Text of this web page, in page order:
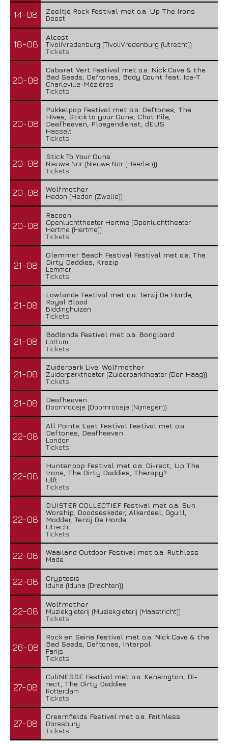
14-08
Zeeltje Rock Festival met o.a. Up The Irons
Deest
18-08
Alcest
TivoliVredenburg (TivoliVredenburg (Utrecht))
Tickets
20-08
Cabaret Vert Festival met o.a. Nick Cave & the
Bad Seeds, Deftones, Body Count feat. Ice-T
Charleville-Mézières
Tickets
20-08
Pukkelpop Festival met o.a. Deftones, The
Hives, Stick to your Guns, Chat Pile,
Deafheaven, Ploegendienst, dEUS
Hasselt
Tickets
20-08
Stick To Your Guns
Nieuwe Nor (Nieuwe Nor (Heerlen))
Tickets
20-08
Wolfmother
Hedon (Hedon (Zwolle))
20-08
Racoon
Openluchttheater Hertme (Openluchttheater
Hertme (Hertme))
Tickets
21-08
Glemmer Beach Festival Festival met o.a. The
Dirty Daddies, Krezip
Lemmer
Tickets
21-08
Lowlands Festival met o.a. Terzij De Horde,
Royal Blood
Biddinghuizen
Tickets
21-08
Badlands Festival met o.a. Bongloard
Lottum
Tickets
21-08
Zuiderpark Live: Wolfmother
Zuiderparktheater (Zuiderparktheater (Den Haag))
Tickets
21-08
Deafheaven
Doornroosje (Doornroosje (Nijmegen))
22-08
All Points East Festival Festival met o.a.
Deftones, Deafheaven
London
Tickets
22-08
Huntenpop Festival met o.a. Di-rect, Up The
Irons, The Dirty Daddies, Therapy?
Ulft
Tickets
22-08
DUISTER COLLECTIEF Festival met o.a. Sun
Worship, Doodseskader, Alkerdeel, Ggu:ll,
Modder, Terzij De Horde
Utrecht
Tickets
22-08
Waailand Outdoor Festival met o.a. Ruthless
Made
22-08
Cryptosis
Iduna (Iduna (Drachten))
22-08
Wolfmother
Muziekgieterij (Muziekgieterij (Maastricht))
Tickets
26-08
Rock en Seine Festival met o.a. Nick Cave & the
Bad Seeds, Deftones, Interpol
Parijs
Tickets
27-08
CuliNESSE Festival met o.a. Kensington, Di-
rect, The Dirty Daddies
Rotterdam
Tickets
27-08
Creamfields Festival met o.a. Faithless
Daresbury
Tickets